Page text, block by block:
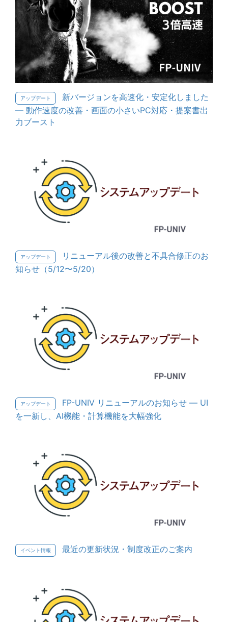
アップデート
新バージョンを高速化・安定化しました
— 動作速度の改善・画面の小さいPC対応・提案書出
力ブースト
アップデート
リニューアル後の改善と不具合修正のお
知らせ（5/12〜5/20）
アップデート
FP-UNIV リニューアルのお知らせ — UI
を一新し、AI機能・計算機能を大幅強化
イベント情報 最近の更新状況・制度改正のご案内